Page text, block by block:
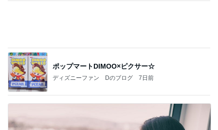
ポップマートDIMOO×ピクサー☆
ディズニーファン Dのブログ 7日前